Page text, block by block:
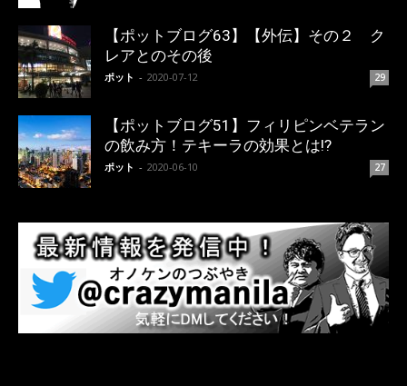
【ポットブログ63】【外伝】その２ ク
レアとのその後
ポット - 2020-07-12 29
【ポットブログ51】フィリピンベテラン
の飲み方！テキーラの効果とは!?
ポット - 2020-06-10 27